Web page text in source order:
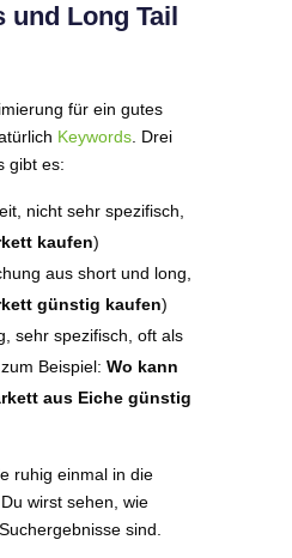
Long Tail
für ein gutes
Keywords. Drei
gibt es:
nicht sehr spezifisch,
kaufen)
aus short und long,
günstig kaufen)
sehr spezifisch, oft als
Beispiel: Wo kann
aus Eiche günstig
ruhig einmal in die
wirst sehen, wie
sind.